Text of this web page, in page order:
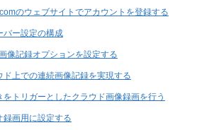
のウェブサイトでアカウントを登録する
バー設定の構成
像記録オプションを設定する
上での連続画像記録を実現する
トリガーとしたクラウド画像録画を行う
画用に設定する